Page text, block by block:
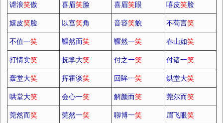
谑浪笑傲 喜眉笑脸 喜眉笑眼 嘻皮笑脸
嬉皮笑脸 以宫笑角 音容笑貌 不苟言笑
不值一笑 冁然而笑 冁然一笑 春山如笑
打情卖笑 抚掌大笑 付之一笑 付诸一笑
轰堂大笑 挥霍谈笑 回眸一笑 烘堂大笑
哄堂大笑 会心一笑 解颜而笑 莞尔而笑
莞然而笑 莞然一笑 聊博一笑 眉飞眼笑